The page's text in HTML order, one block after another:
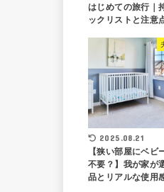
はじめての旅行｜
ックリストと注意
2025.08.21
【狭い部屋にベビ
不要？】我が家が
品とリアルな使用